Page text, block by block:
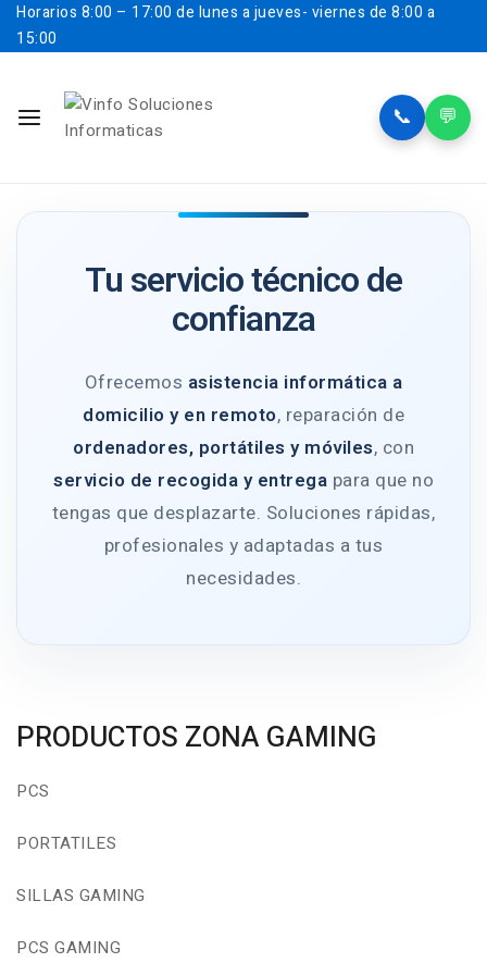
Horarios 8:00 – 17:00 de lunes a jueves- viernes de 8:00 a
15:00
📞 💬
Tu servicio técnico de
confianza
Ofrecemos asistencia informática a
domicilio y en remoto, reparación de
ordenadores, portátiles y móviles, con
servicio de recogida y entrega para que no
tengas que desplazarte. Soluciones rápidas,
profesionales y adaptadas a tus
necesidades.
PRODUCTOS ZONA GAMING
PCS
PORTATILES
SILLAS GAMING
PCS GAMING